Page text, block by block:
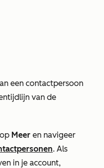
een contactpersoon
van de
Meer en navigeer
. Als
in je account,